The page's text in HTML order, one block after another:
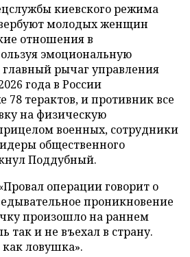
киевского режима
молодых женщин
отношения в
эмоциональную
главный рычаг управления
года в России
78 терактов, и противник все
на физическую
военных, сотрудники
общественного
Поддубный.
операции говорит о
проникновение
произошло на раннем
так и не въехал в страну.
ловушка».